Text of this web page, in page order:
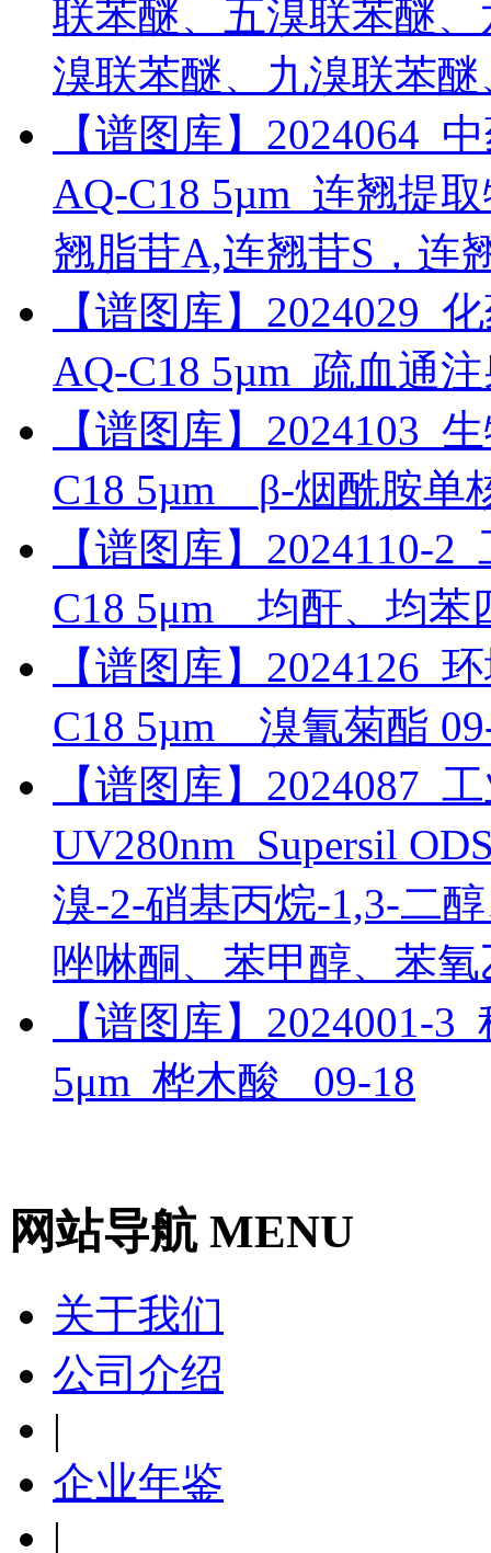
联苯醚、五溴联苯醚
溴联苯醚、九溴联苯
【谱图库】2024064_
AQ-C18 5µm_连翘提
翘脂苷A,连翘苷S，连
【谱图库】2024029_
AQ-C18 5µm_疏血通
【谱图库】2024103_
C18 5µm__β-烟酰胺单
【谱图库】2024110-
C18 5μm__均酐、均
【谱图库】2024126_
C18 5µm__溴氰菊酯
【谱图库】2024087_
UV280nm_Supersil
溴-2-硝基丙烷-1,3-二
唑啉酮、苯甲醇、苯
【谱图库】2024001-
5μm_桦木酸_ 09-18
网站导航 MENU
关于我们
公司介绍
|
企业年鉴
|